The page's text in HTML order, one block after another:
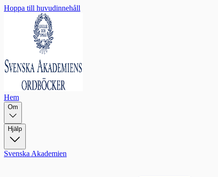
Hoppa till huvudinnehåll
Hem
Om
Hjälp
Svenska Akademien